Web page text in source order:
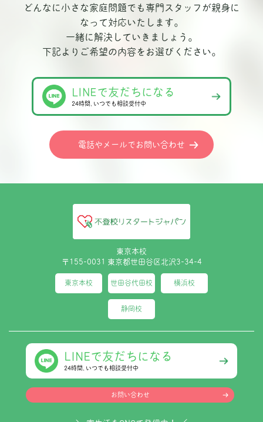
どんなに小さな家庭問題でも専門スタッフが親身に
なって対応いたします。
一緒に解決していきましょう。
下記よりご希望の内容をお選びください。
LINEで友だちになる
24時間､いつでも相談受付中
電話やメールでお問い合わせ
東京本校
〒155-0031 東京都世田谷区北沢3-34-4
東京本校 世田谷代田校 横浜校
静岡校
LINEで友だちになる
24時間､いつでも相談受付中
お問い合わせ